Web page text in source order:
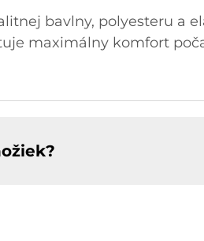
bavlny, polyesteru a
maximálny komfort